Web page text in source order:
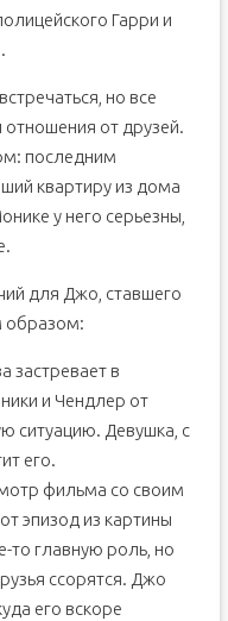
Гарри и
но все
от друзей.
последним
квартиру из дома
у него серьезны,
для Джо, ставшего
образом:
застревает в
и Чендлер от
ситуацию. Девушка, с
его.
фильма со своим
эпизод из картины
то главную роль, но
ссорятся. Джо
его вскоре